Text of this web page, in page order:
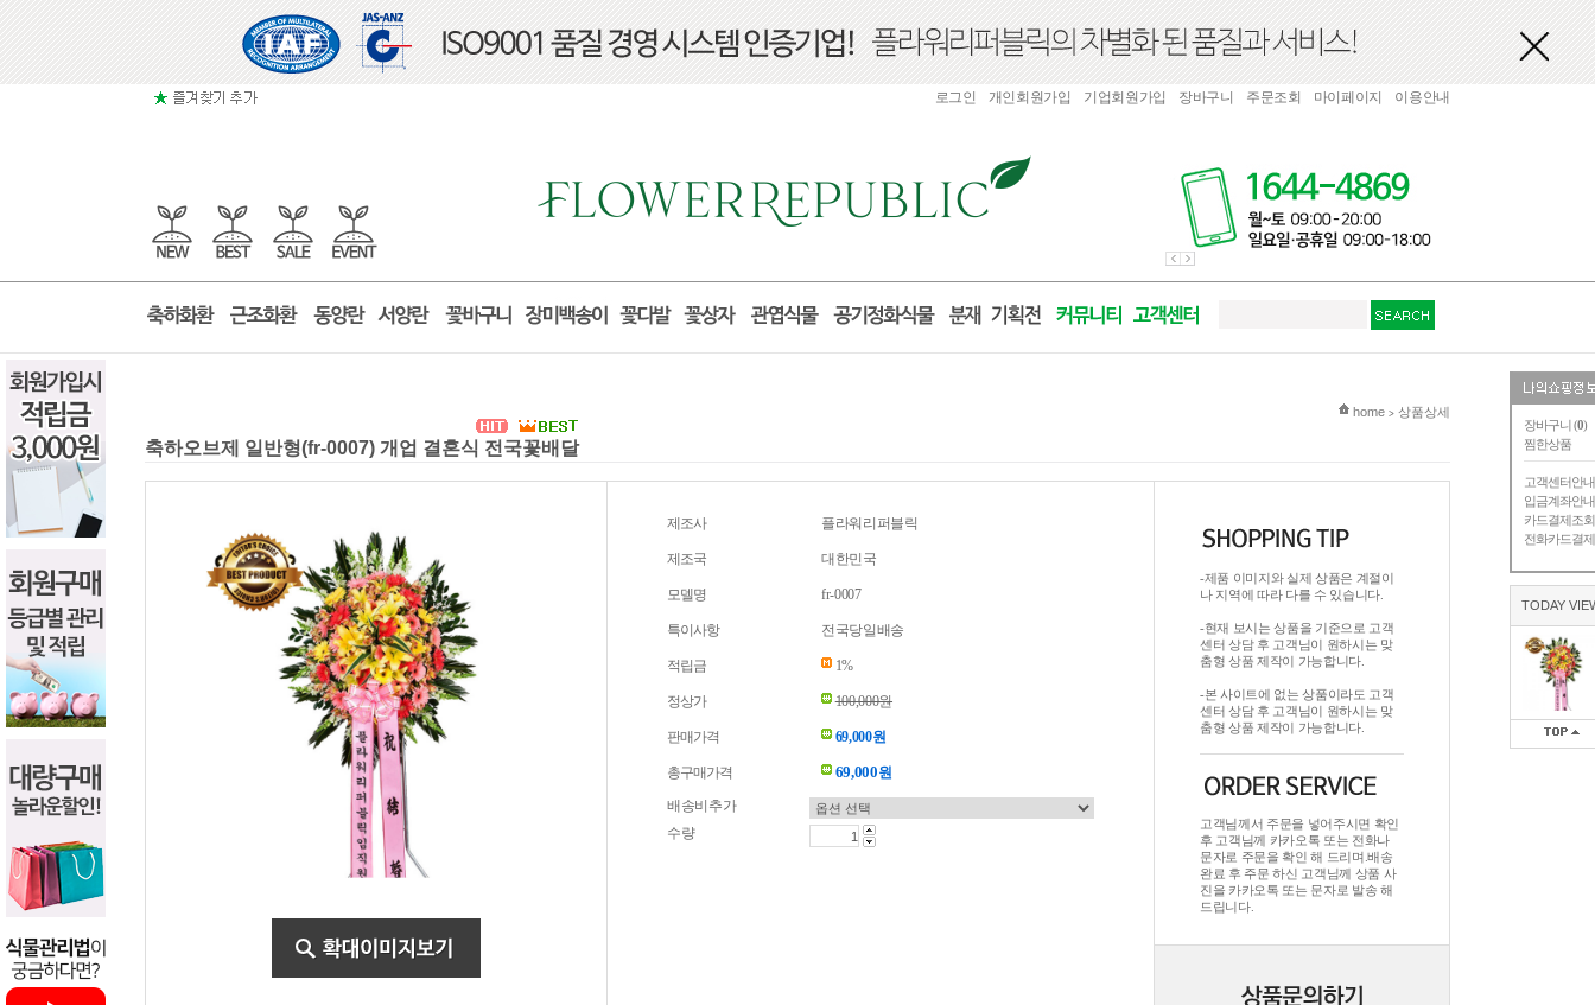
장바구니 (0)
찜한상품
고객센터안내
입금계좌안내
카드결제조회
전화카드결제
TODAY
로그인 개인회원가입 기업회원가입 장바구니 주문조회 마이페이지 이용안내
현재 위치
home > 상품상세
축하오브제 일반형(fr-0007) 개업 결혼식 전국꽃배달
제조사 플라워리퍼블릭
제조국 대한민국
모델명 fr-0007
특이사항 전국당일배송
적립금 1%
정상가 100,000원
판매가격 69,000원
총구매가격 69,000원
배송비추가
수량
-제품 이미지와 실제 상품은 계절이
나 지역에 따라 다를 수 있습니다.
-현재 보시는 상품을 기준으로 고객
센터 상담 후 고객님이 원하시는 맞
춤형 상품 제작이 가능합니다.
-본 사이트에 없는 상품이라도 고객
센터 상담 후 고객님이 원하시는 맞
춤형 상품 제작이 가능합니다.
고객님께서 주문을 넣어주시면 확인
후 고객님께 카카오톡 또는 전화나
문자로 주문을 확인 해 드리며.배송
완료 후 주문 하신 고객님께 상품 사
진을 카카오톡 또는 문자로 발송 해
드립니다.